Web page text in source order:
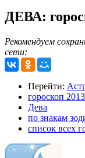
ДЕВА:
Рекомендуем
сети:
Перейти:
гороскоп 2013
Дева
по знакам
список всех